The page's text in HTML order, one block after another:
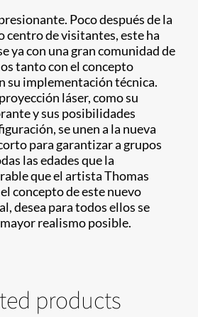
Poco después de la
centro de visitantes, este ha
ya con una gran comunidad de
tanto con el concepto
su implementación técnica.
láser, como su
y sus posibilidades
se unen a la nueva
para garantizar a grupos
las edades que la
que el artista Thomas
concepto de este nuevo
desea para todos ellos se
realismo posible.
products